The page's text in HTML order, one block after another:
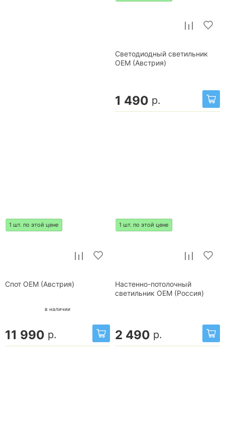
Светодиодный светильник
OEM (Австрия)
1 490 р.
1 шт. по этой цене
Спот OEM (Австрия)
в наличии
11 990 р.
1 шт. по этой цене
Настенно-потолочный
светильник OEM (Россия)
2 490 р.